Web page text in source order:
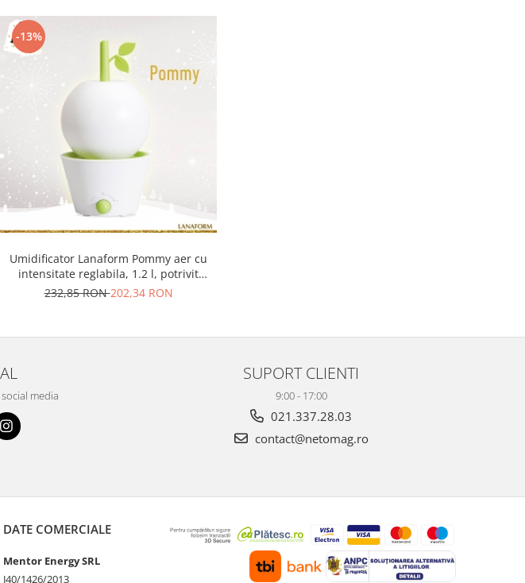
-13%
Umidificator Lanaform Pommy aer cu
intensitate reglabila, 1.2 l, potrivit
pentru camera copiilor, compatibil cu
232,85 RON202,34 RON
media
SUPORT CLIENTI
9:00 - 17:00
021.337.28.03
contact@netomag.ro
DATE COMERCIALE
Mentor Energy SRL
J40/1426/2013